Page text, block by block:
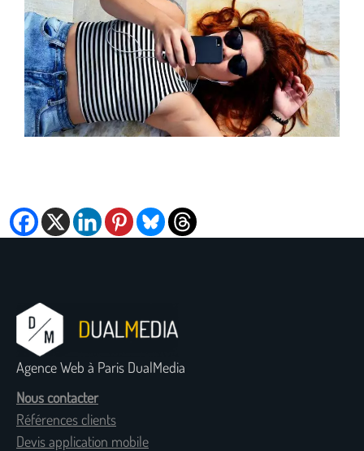
Agence Web à Paris DualMedia
Nous contacter
Références clients
Devis application mobile